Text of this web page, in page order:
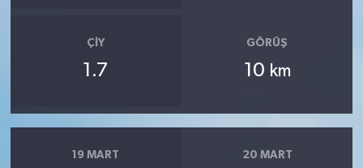
ÇIY
1.7
GÖRÜŞ
10 km
19 MART 20 MART